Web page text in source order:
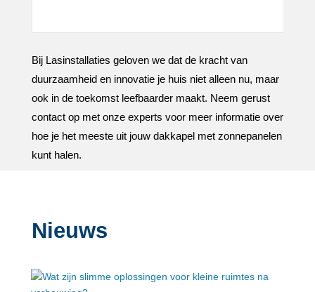
Bij Lasinstallaties geloven we dat de kracht van
duurzaamheid en innovatie je huis niet alleen nu, maar
ook in de toekomst leefbaarder maakt.​ Neem gerust
contact op met onze experts voor meer informatie over
hoe je het meeste uit jouw dakkapel met zonnepanelen
kunt halen.​
Nieuws